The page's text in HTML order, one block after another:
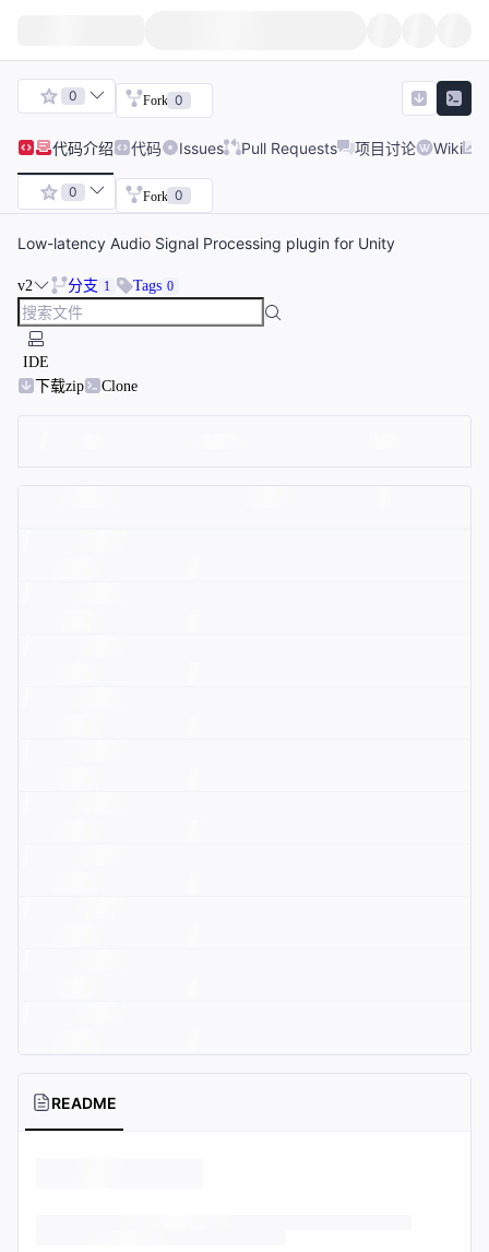
0 Fork 0
代码介绍 代码 Issues Pull Requests 项目讨论 Wiki
0 Fork 0
Low-latency Audio Signal Processing plugin for Unity
v2 分支 1 Tags 0
IDE
下载zip
Clone
README